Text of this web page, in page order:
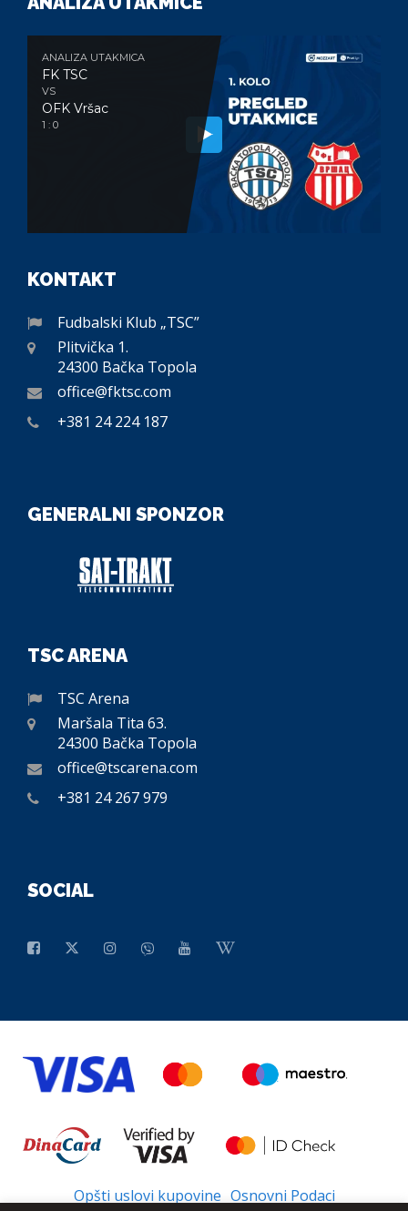
ANALIZA UTAKMICA
FK TSC
VS
OFK Vršac
1 : 0
KONTAKT
Fudbalski Klub „TSC”
Plitvička 1.
24300 Bačka Topola
office@fktsc.com
+381 24 224 187
GENERALNI SPONZOR
TSC ARENA
TSC Arena
Maršala Tita 63.
24300 Bačka Topola
office@tscarena.com
+381 24 267 979
SOCIAL
Opšti uslovi kupovine Osnovni Podaci